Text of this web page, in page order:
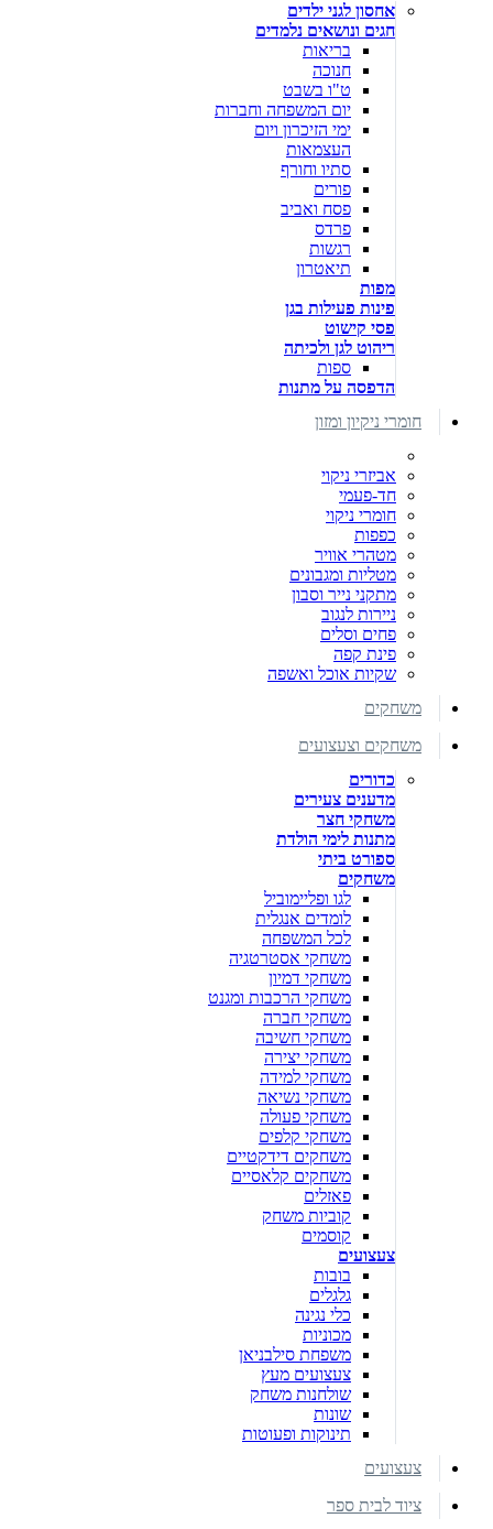
אחסון לגני ילדים
חגים ונושאים נלמדים
בריאות
חנוכה
ט"ו בשבט
יום המשפחה וחברות
ימי הזיכרון ויום
העצמאות
סתיו וחורף
פורים
פסח ואביב
פרדס
רגשות
תיאטרון
מפות
פינות פעילות בגן
פסי קישוט
ריהוט לגן ולכיתה
ספות
הדפסה על מתנות
חומרי ניקיון ומזון
אביזרי ניקוי
חד-פעמי
חומרי ניקוי
כפפות
מטהרי אוויר
מטליות ומגבונים
מתקני נייר וסבון
ניירות לנגוב
פחים וסלים
פינת קפה
שקיות אוכל ואשפה
משחקים
משחקים וצעצועים
כדורים
מדענים צעירים
משחקי חצר
מתנות לימי הולדת
ספורט ביתי
משחקים
לגו ופליימוביל
לומדים אנגלית
לכל המשפחה
משחקי אסטרטגיה
משחקי דמיון
משחקי הרכבות ומגנט
משחקי חברה
משחקי חשיבה
משחקי יצירה
משחקי למידה
משחקי נשיאה
משחקי פעולה
משחקי קלפים
משחקים דידקטיים
משחקים קלאסיים
פאזלים
קוביות משחק
קוסמים
צעצועים
בובות
גלגלים
כלי נגינה
מכוניות
משפחת סילבניאן
צעצועים מעץ
שולחנות משחק
שונות
תינוקות ופעוטות
צעצועים
ציוד לבית ספר